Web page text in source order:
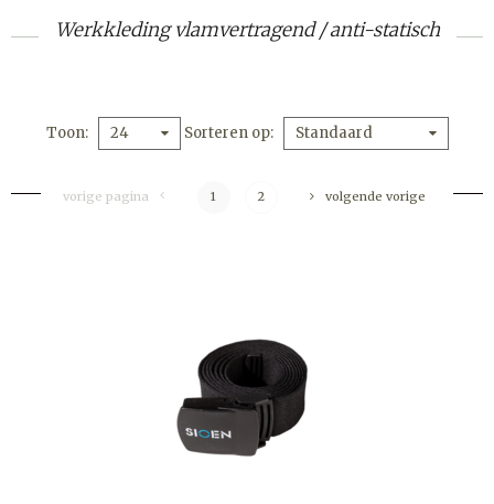
Werkkleding vlamvertragend / anti-statisch
Toon 24 Sorteren op Standaard
vorige pagina 1 2 volgende vorige